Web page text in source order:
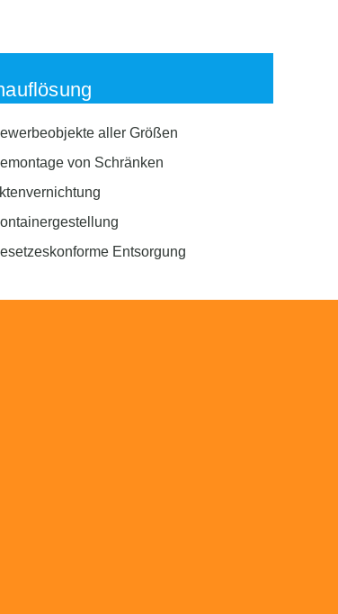
aller Größen
von Schränken
Entsorgung